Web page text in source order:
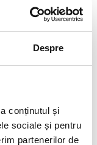
Despre
conținutul și
sociale și pentru
partenerilor de
pe categorii de
și ascuțitoare—
orar sau notițe.